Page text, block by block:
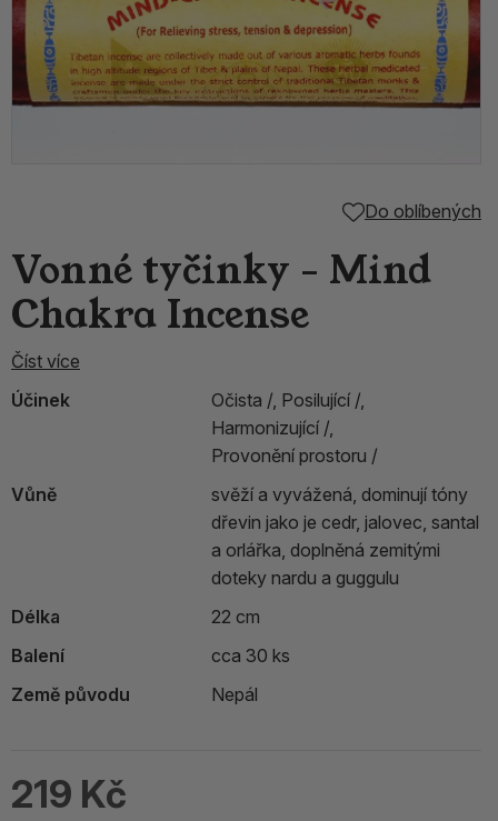
Do oblíbených
Vonné tyčinky - Mind
Chakra Incense
Číst více
Účinek
Očista /, Posilující /,
Harmonizující /,
Provonění prostoru /
Vůně
svěží a vyvážená, dominují tóny
dřevin jako je cedr, jalovec, santal
a orlářka, doplněná zemitými
doteky nardu a guggulu
Délka
22 cm
Balení
cca 30 ks
Země původu
Nepál
219 Kč